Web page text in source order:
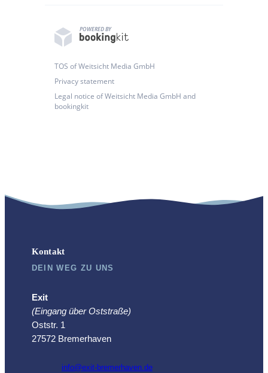
POWERED BY
TOS of Weitsicht Media GmbH
Privacy statement
Legal notice of Weitsicht Media GmbH and
bookingkit
Kontakt
DEIN WEG ZU UNS
Exit
(Eingang über Oststraße)
Oststr. 1
27572 Bremerhaven
info@exit-bremerhaven.de